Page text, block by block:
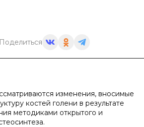
Поделиться
изменения, вносимые
костей голени в результате
методиками открытого и